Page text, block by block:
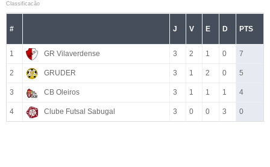
Classificacão
# J V E D PTS
1 GR Vilaverdense 3 2 1 0 7
2 GRUDER 3 1 2 0 5
3 CB Oleiros 3 1 1 1 4
4 Clube Futsal Sabugal 3 0 0 3 0